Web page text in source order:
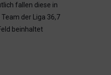
fallen diese in
der Liga 36,7
beinhaltet